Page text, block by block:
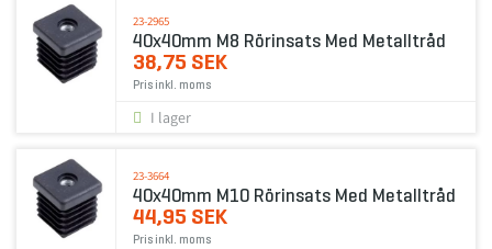
23-2965
40x40mm M8 Rörinsats Med Metalltråd
38,75 SEK
Pris inkl. moms
I lager
23-3664
40x40mm M10 Rörinsats Med Metalltråd
44,95 SEK
Pris inkl. moms